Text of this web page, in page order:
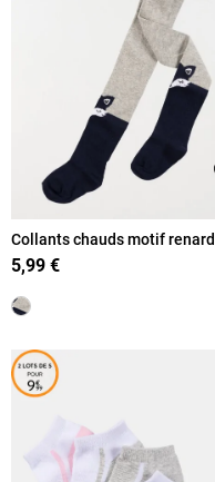
Collants chauds motif renard
fille
5,99 €